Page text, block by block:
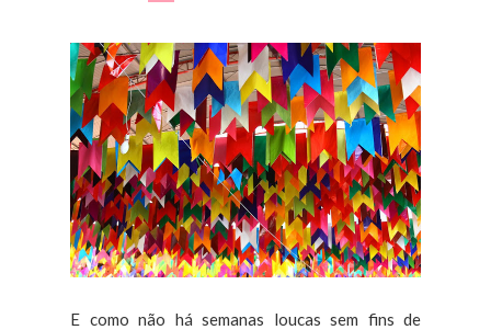
E como não há semanas loucas sem fins de